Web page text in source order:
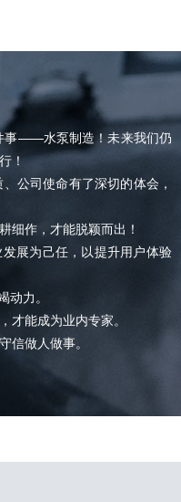
事——水泵制造！未来我们仍
！
公司使命有了深切的体会，
细作，才能脱颖而出！
展为己任，以提升用户体验
力。
才能成为业内专家。
信做人做事。